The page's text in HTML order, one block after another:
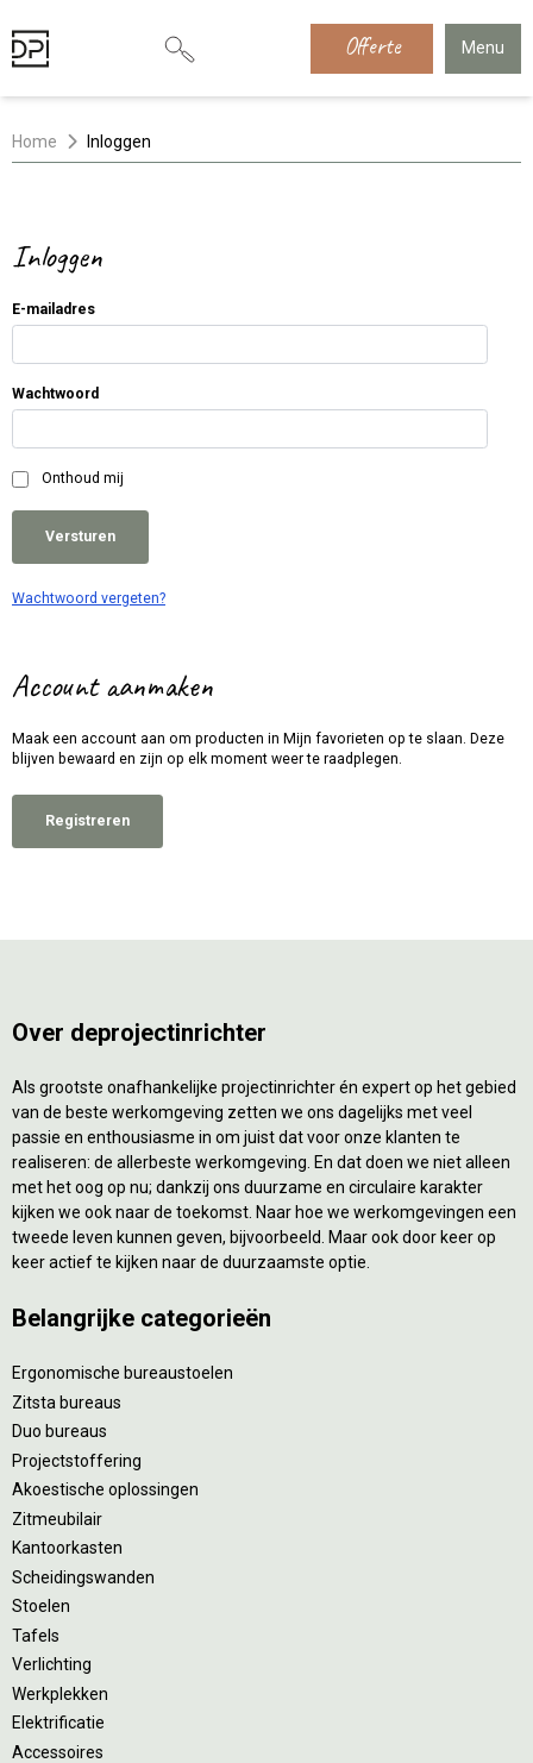
Offerte Menu
Home Inloggen
Inloggen
E-mailadres
Wachtwoord
Onthoud mij
Versturen
Wachtwoord vergeten?
Account aanmaken
Maak een account aan om producten in Mijn favorieten op te slaan. Deze
blijven bewaard en zijn op elk moment weer te raadplegen.
Registreren
Over deprojectinrichter
Als grootste onafhankelijke projectinrichter én expert op het gebied
van de beste werkomgeving zetten we ons dagelijks met veel
passie en enthousiasme in om juist dat voor onze klanten te
realiseren: de allerbeste werkomgeving. En dat doen we niet alleen
met het oog op nu; dankzij ons duurzame en circulaire karakter
kijken we ook naar de toekomst. Naar hoe we werkomgevingen een
tweede leven kunnen geven, bijvoorbeeld. Maar ook door keer op
keer actief te kijken naar de duurzaamste optie.
Belangrijke categorieën
Ergonomische bureaustoelen
Zitsta bureaus
Duo bureaus
Projectstoffering
Akoestische oplossingen
Zitmeubilair
Kantoorkasten
Scheidingswanden
Stoelen
Tafels
Verlichting
Werkplekken
Elektrificatie
Accessoires